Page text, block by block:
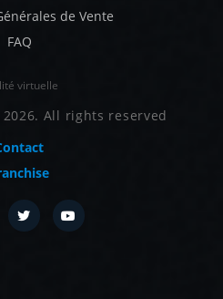
de Vente
FAQ
virtuelle
All rights reserved